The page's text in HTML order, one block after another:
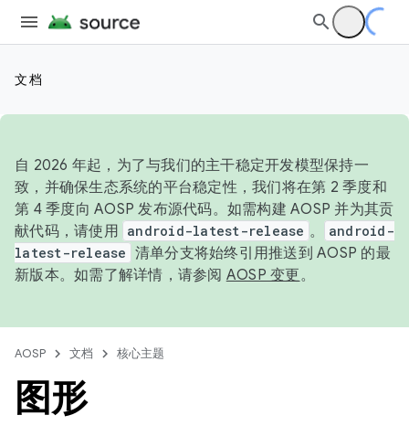
文档
自 2026 年起，为了与我们的主干稳定开发模型保持一
致，并确保生态系统的平台稳定性，我们将在第 2 季度和
第 4 季度向 AOSP 发布源代码。如需构建 AOSP 并为其贡
献代码，请使用 android-latest-release 。
android-
latest-release 清单分支将始终引用推送到 AOSP 的最
新版本。如需了解详情，请参阅 AOSP 变更。
AOSP 文档 核心主题
图形